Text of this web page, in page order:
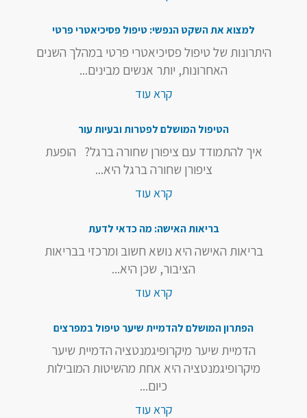
למצוא את השקט הנפשי: טיפול פסיכיאטרי פרטי
היתרונות של טיפול פסיכיאטרי פרטי במהלך השנים
האחרונות, יותר אנשים מבינים...
קרא עוד
הטיפול המושלם לפטרות ובעיות עור
איך להתמודד עם ציפורן שחורה ברגל? הופעת
ציפורן שחורה ברגל היא...
קרא עוד
בריאות האישה: מה כדאי לדעת
בריאות האישה היא נושא חשוב ומרכזי בבריאות
הציבור, שכן היא...
קרא עוד
הפתרון המושלם להדמיית שיער טיפול במפרצים
הדמיית שיער מיקרופיגמנטציה הדמיית שיער
מיקרופיגמנטציה היא אחת מהשיטות המובילות
כיום...
קרא עוד